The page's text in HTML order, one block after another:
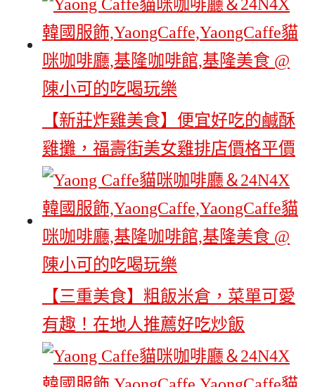
【新莊炸雞美食】便宜好吃的鹹酥
雞攤，福壽街美女雞排店價格平價
【三重美食】粗飯米倉，菜單可愛
有趣！在地人推薦好吃炒飯